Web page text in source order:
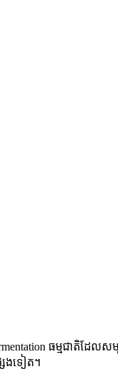
ធម្មជាតិដែល
ងទៀត។